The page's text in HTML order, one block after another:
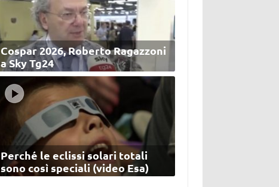
Cospar 2026, Roberto Ragazzoni
a Sky Tg24
Perché le eclissi solari totali
sono così speciali (video Esa)